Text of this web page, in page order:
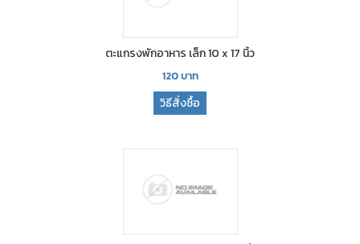
ตะแกรงพักอาหาร เล็ก 10 x 17 นิ้ว
120บาท
วิธีสั่งซื้อ